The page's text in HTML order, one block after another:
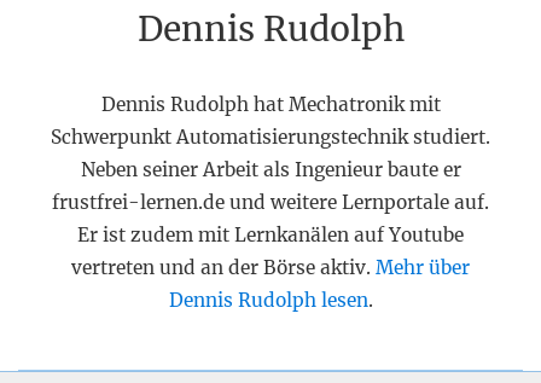
Dennis Rudolph
Dennis Rudolph hat Mechatronik mit
Schwerpunkt Automatisierungstechnik studiert.
Neben seiner Arbeit als Ingenieur baute er
frustfrei-lernen.de und weitere Lernportale auf.
Er ist zudem mit Lernkanälen auf Youtube
vertreten und an der Börse aktiv. Mehr über
Dennis Rudolph lesen.